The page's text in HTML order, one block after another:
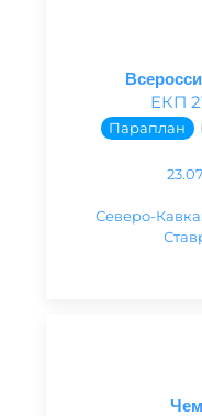
ЕКП
Параплан
Северо-